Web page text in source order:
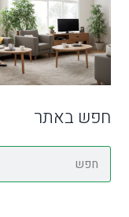
חפש באתר